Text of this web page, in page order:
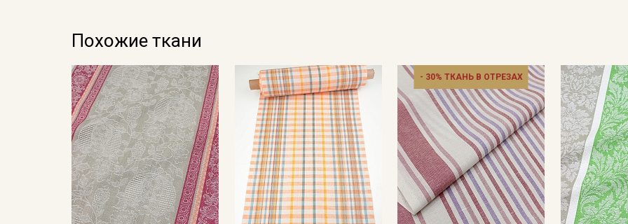
Похожие ткани
- 30% ТКАНЬ В ОТРЕЗАХ
Даю
Согласие на получение рекламных и
информационных рассылок